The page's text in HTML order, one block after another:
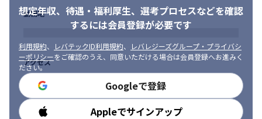
想定年収、待遇・福利厚生、 選考プロセスなどを確認
するには会員登録が必要です
利用規約、 レバテックID利用規約、
レバレジーズグループ・プライバシ
ーポリシーをご確認のうえ、同意いただける場合は会員登録へお進みく
ださい。
Googleで登録
Appleでサインアップ
勤務地
アクセス
勤務時間